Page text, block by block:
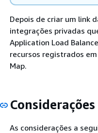
Depois de criar um link
integrações privadas
Application Load
recursos registrados
Map.
Considerações
As considerações a